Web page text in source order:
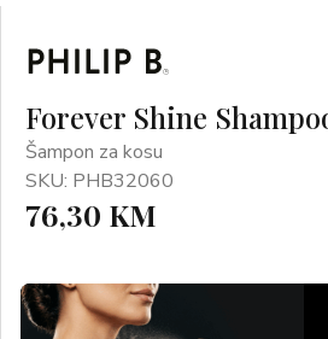
Forever Shine
Šampon za kosu
SKU: PHB32060
76,30 KM